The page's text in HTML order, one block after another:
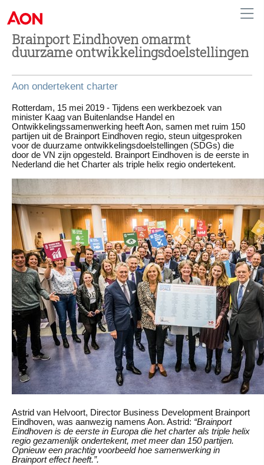
Brainport Eindhoven omarmt
duurzame ontwikkelingsdoelstellingen
Aon ondertekent charter
Rotterdam, 15 mei 2019 - Tijdens een werkbezoek van
minister Kaag van Buitenlandse Handel en
Ontwikkelingssamenwerking heeft Aon, samen met ruim 150
partijen uit de Brainport Eindhoven regio, steun uitgesproken
voor de duurzame ontwikkelingsdoelstellingen (SDGs) die
door de VN zijn opgesteld. Brainport Eindhoven is de eerste in
Nederland die het Charter als triple helix regio ondertekent.
Astrid van Helvoort, Director Business Development Brainport
Eindhoven, was aanwezig namens Aon. Astrid: “Brainport
Eindhoven is de eerste in Europa die het charter als triple helix
regio gezamenlijk ondertekent, met meer dan 150 partijen.
Opnieuw een prachtig voorbeeld hoe samenwerking in
Brainport effect heeft.”.